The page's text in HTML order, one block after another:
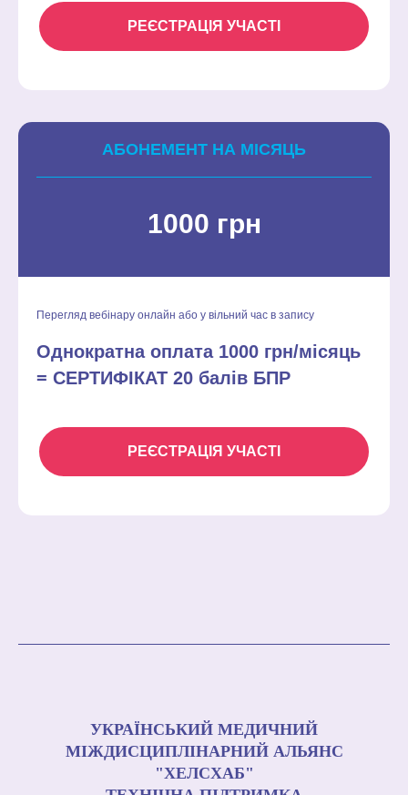
РЕЄСТРАЦІЯ УЧАСТІ
АБОНЕМЕНТ НА МІСЯЦЬ
1000 грн
Перегляд вебінару онлайн або у вільний час в запису
Однократна оплата 1000 грн/місяць
= СЕРТИФІКАТ 20 балів БПР
РЕЄСТРАЦІЯ УЧАСТІ
УКРАЇНСЬКИЙ МЕДИЧНИЙ
МІЖДИСЦИПЛІНАРНИЙ АЛЬЯНС
"ХЕЛСХАБ"